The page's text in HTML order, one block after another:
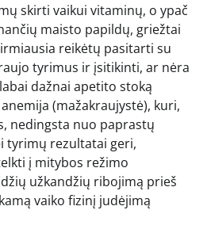
skirti vaikui vitaminų, o ypač
maisto papildų, griežtai
reikėtų pasitarti su
tyrimus ir įsitikinti, ar nėra
dažnai apetito stoką
(mažakraujystė), kuri,
nedingsta nuo paprastų
tyrimų rezultatai geri,
į mitybos režimo
užkandžių ribojimą prieš
vaiko fizinį judėjimą